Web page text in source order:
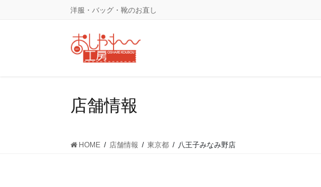
洋服・バッグ・靴のお直し
店舗情報
HOME 店舗情報 東京都 八王子みなみ野店